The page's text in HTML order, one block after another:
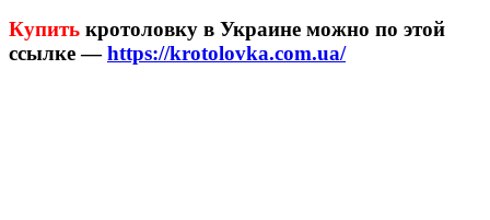
Купить кротоловку в Украине можно по этой
ссылке —https://krotolovka.com.ua/